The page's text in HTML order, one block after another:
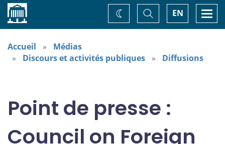
Accueil EN
Basculer
la
recherche
Changez
de
Accueil
Médias
Discours et activités publiques
Diffusions
Point de presse :
Council on Foreign